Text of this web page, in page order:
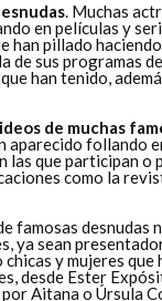
. Muchas
en películas y
han pillado
de sus programas
han tenido,
de muchas
aparecido follando
las que participan o
como la
famosas desnudas
ya sean
y mujeres que
desde Ester
Aitana o Úrsula